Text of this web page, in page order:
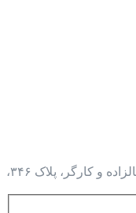
تهران، بلوار کشاورز، بین جمالزاده و کارگر، پلاک ۳۴۶،